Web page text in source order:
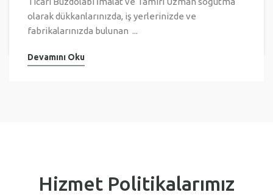
olarak dükkanlarınızda, iş yerlerinizde ve
fabrikalarınızda bulunan ...
Devamını Oku
Hizmet Politikalarımız